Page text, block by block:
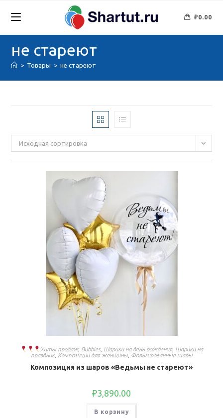
₽0.00
не стареют
> Товары > не стареют
Исходная сортировка
Хиты продаж, Bubbles, Шарики на день рождения, Шарики на
праздник, Композиции для женщины, Фольгированные шары
Композиция из шаров «Ведьмы не стареют»
₽3,890.00
В корзину